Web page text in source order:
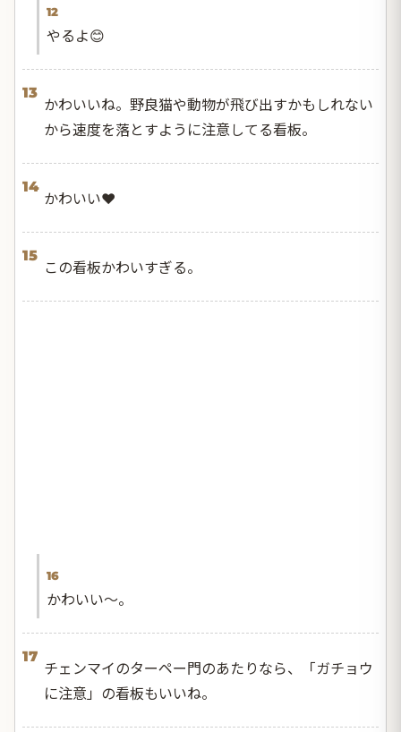
12
やるよ😊
13
かわいいね。野良猫や動物が飛び出すかもしれない
から速度を落とすように注意してる看板。
14
かわいい❤️
15
この看板かわいすぎる。
16
かわいい〜。
17
チェンマイのターペー門のあたりなら、「ガチョウ
に注意」の看板もいいね。